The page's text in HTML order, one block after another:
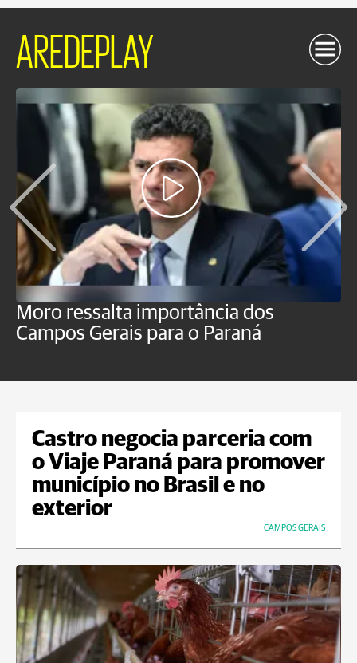
AREDEPLAY
Moro ressalta importância dos
Campos Gerais para o Paraná
Castro negocia parceria com
o Viaje Paraná para promover
município no Brasil e no
exterior
CAMPOS GERAIS